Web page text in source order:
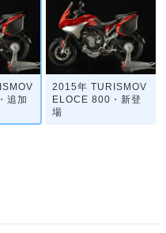
追加
2015年 TURISMOV
ELOCE 800・新登
場